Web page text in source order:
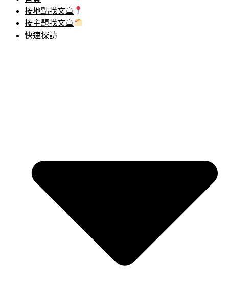
按地點找文章
按主題找文章
快速探訪